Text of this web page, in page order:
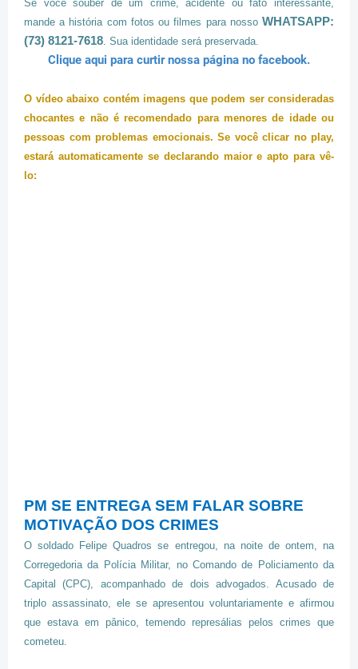
Se você souber de um crime, acidente ou fato interessante,
mande a história com fotos ou filmes para nosso WHATSAPP:
(73) 8121-7618. Sua identidade será preservada.
Clique aqui para curtir nossa página no facebook.
O vídeo abaixo contém imagens que podem ser consideradas
chocantes e não é recomendado para menores de idade ou
pessoas com problemas emocionais. Se você clicar no play,
estará automaticamente se declarando maior e apto para vê-
lo:
PM SE ENTREGA SEM FALAR SOBRE
MOTIVAÇÃO DOS CRIMES
O soldado Felipe Quadros se entregou, na noite de ontem, na
Corregedoria da Polícia Militar, no Comando de Policiamento da
Capital (CPC), acompanhado de dois advogados. Acusado de
triplo assassinato, ele se apresentou voluntariamente e afirmou
que estava em pânico, temendo represálias pelos crimes que
cometeu.